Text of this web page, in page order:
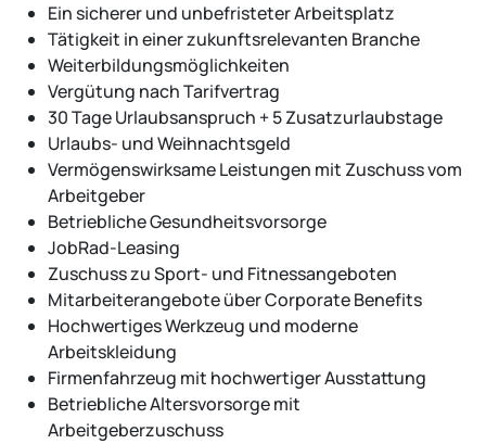
Ein sicherer und unbefristeter Arbeitsplatz
Tätigkeit in einer zukunftsrelevanten Branche
Weiterbildungsmöglichkeiten
Vergütung nach Tarifvertrag
30 Tage Urlaubsanspruch + 5 Zusatzurlaubstage
Urlaubs- und Weihnachtsgeld
Vermögenswirksame Leistungen mit Zuschuss vom
Arbeitgeber
Betriebliche Gesundheitsvorsorge
JobRad-Leasing
Zuschuss zu Sport- und Fitnessangeboten
Mitarbeiterangebote über Corporate Benefits
Hochwertiges Werkzeug und moderne
Arbeitskleidung
Firmenfahrzeug mit hochwertiger Ausstattung
Betriebliche Altersvorsorge mit
Arbeitgeberzuschuss